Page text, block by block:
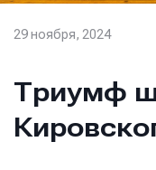
29 ноября, 2024
Триумф